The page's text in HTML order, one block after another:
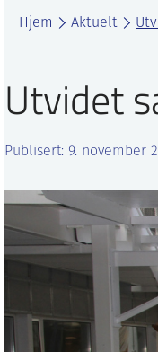
Hjem Aktuelt
Utvidet
Publisert: 9. november